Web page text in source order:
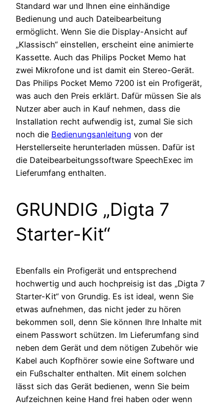
Standard war und Ihnen eine einhändige
Bedienung und auch Dateibearbeitung
ermöglicht. Wenn Sie die Display-Ansicht auf
„Klassisch“ einstellen, erscheint eine animierte
Kassette. Auch das Philips Pocket Memo hat
zwei Mikrofone und ist damit ein Stereo-Gerät.
Das Philips Pocket Memo 7200 ist ein Profigerät,
was auch den Preis erklärt. Dafür müssen Sie als
Nutzer aber auch in Kauf nehmen, dass die
Installation recht aufwendig ist, zumal Sie sich
noch die Bedienungsanleitung von der
Herstellerseite herunterladen müssen. Dafür ist
die Dateibearbeitungssoftware SpeechExec im
Lieferumfang enthalten.
GRUNDIG „Digta 7
Starter-Kit“
Ebenfalls ein Profigerät und entsprechend
hochwertig und auch hochpreisig ist das „Digta 7
Starter-Kit“ von Grundig. Es ist ideal, wenn Sie
etwas aufnehmen, das nicht jeder zu hören
bekommen soll, denn Sie können Ihre Inhalte mit
einem Passwort schützen. Im Lieferumfang sind
neben dem Gerät und dem nötigen Zubehör wie
Kabel auch Kopfhörer sowie eine Software und
ein Fußschalter enthalten. Mit einem solchen
lässt sich das Gerät bedienen, wenn Sie beim
Aufzeichnen keine Hand frei haben oder wenn